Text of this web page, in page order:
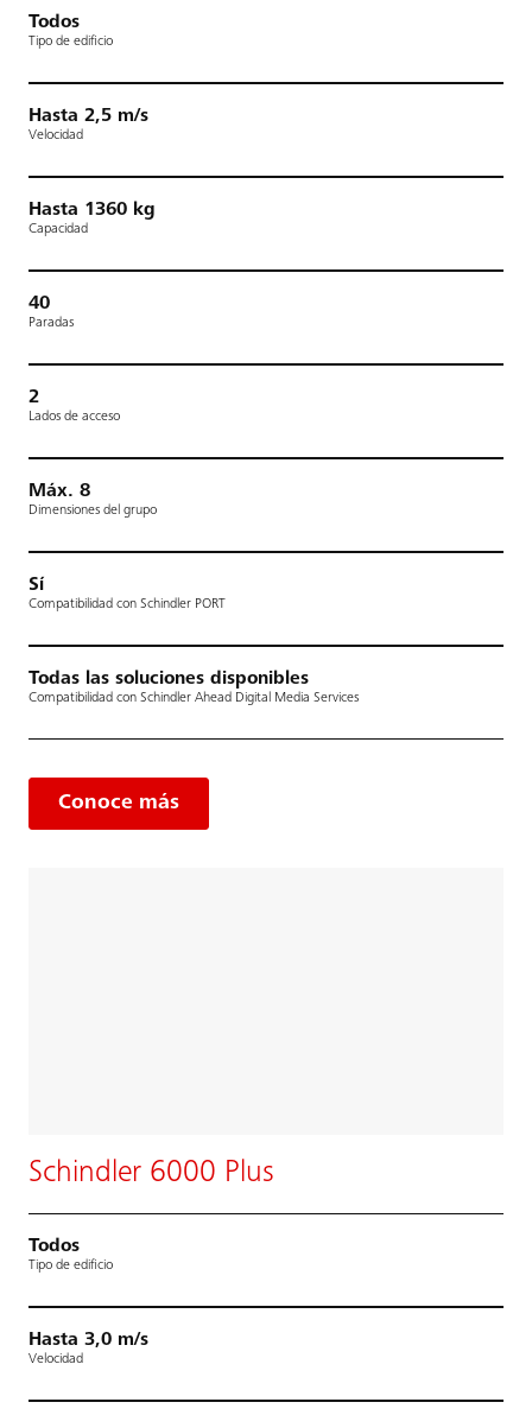
Todos
Tipo de edificio
Hasta 2,5 m/s
Velocidad
Hasta 1360 kg
Capacidad
40
Paradas
2
Lados de acceso
Máx. 8
Dimensiones del grupo
Sí
Compatibilidad con Schindler PORT
Todas las soluciones disponibles
Compatibilidad con Schindler Ahead Digital Media Services
Conoce más
Schindler 6000 Plus
Todos
Tipo de edificio
Hasta 3,0 m/s
Velocidad